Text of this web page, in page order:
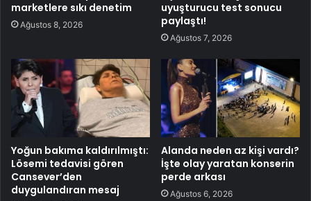
marketlere sıkı denetim
Ağustos 8, 2026
uyuşturucu test sonucu
paylaştı!
Ağustos 7, 2026
Yoğun bakıma kaldırılmıştı:
Lösemi tedavisi gören
Cansever’den
duygulandıran mesaj
Alanda neden az kişi vardı?
İşte olay yaratan konserin
perde arkası
Ağustos 6, 2026